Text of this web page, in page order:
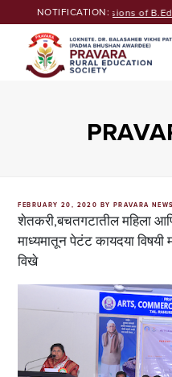
to
NOTIFICATION:
Seeking Admissions of
POSTED
ON
FEBRUARY 20, 2020 BY PRAVARA NEWS
शेतकरी,बचतगटातील महिला आणि
माध्यमातून पेटंट कायदया विषयी
विखे